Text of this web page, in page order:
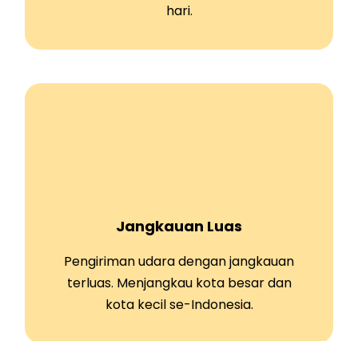
hari.
Jangkauan Luas
Pengiriman udara dengan jangkauan
terluas. Menjangkau kota besar dan
kota kecil se-Indonesia.